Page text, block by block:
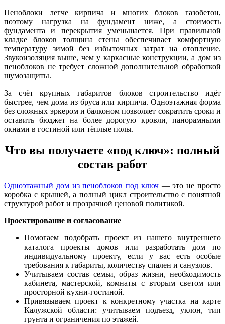
Пеноблоки легче кирпича и многих блоков газобетон,
поэтому нагрузка на фундамент ниже, а стоимость
фундамента и перекрытия уменьшается. При правильной
кладке блоков толщина стены обеспечивает комфортную
температуру зимой без избыточных затрат на отопление.
Звукоизоляция выше, чем у каркасные конструкции, а дом из
пеноблоков не требует сложной дополнительной обработкой
шумозащиты.
За счёт крупных габаритов блоков строительство идёт
быстрее, чем дома из бруса или кирпича. Одноэтажная форма
без сложных эркером и балконом позволяет сократить сроки и
оставить бюджет на более дорогую кровли, панорамными
окнами в гостиной или тёплые полы.
Что вы получаете «под ключ»: полный
состав работ
Одноэтажный дом из пеноблоков под ключ— это не просто
коробка с крышей, а полный цикл строительство с понятной
структурой работ и прозрачной ценовой политикой.
Проектирование и согласование
Помогаем подобрать проект из нашего внутреннего
каталога проекты домов или разработать дом по
индивидуальному проекту, если у вас есть особые
требования к габариты, количеству спален и санузлов.
Учитываем состав семьи, образ жизни, необходимость
кабинета, мастерской, комнаты с вторым светом или
просторной кухни-гостиной.
Привязываем проект к конкретному участка на карте
Калужской области: учитываем подъезд, уклон, тип
грунта и ограничения по этажей.